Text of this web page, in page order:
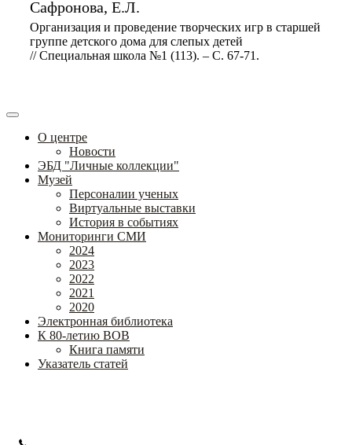
Сафронова, Е.Л.
Организация и проведение творческих игр в старшей
группе детского дома для слепых детей
// Специальная школа №1 (113). – С. 67-71.
О центре
Новости
ЭБД "Личные коллекции"
Музей
Персоналии ученых
Виртуальные выставки
История в событиях
Мониторинги СМИ
2024
2023
2022
2021
2020
Электронная библиотека
К 80-летию ВОВ
Книга памяти
Указатель статей